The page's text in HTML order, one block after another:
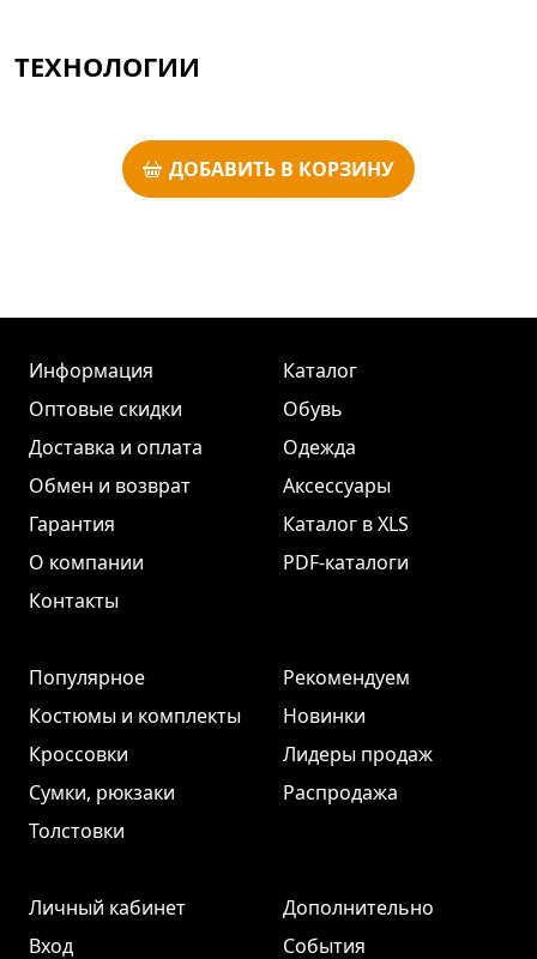
ТЕХНОЛОГИИ
ДОБАВИТЬ В КОРЗИНУ
Информация
Оптовые скидки
Доставка и оплата
Обмен и возврат
Гарантия
О компании
Контакты
Каталог
Обувь
Одежда
Аксессуары
Каталог в XLS
PDF-каталоги
Популярное
Костюмы и комплекты
Кроссовки
Сумки, рюкзаки
Толстовки
Рекомендуем
Новинки
Лидеры продаж
Распродажа
Личный кабинет
Вход
Дополнительно
События